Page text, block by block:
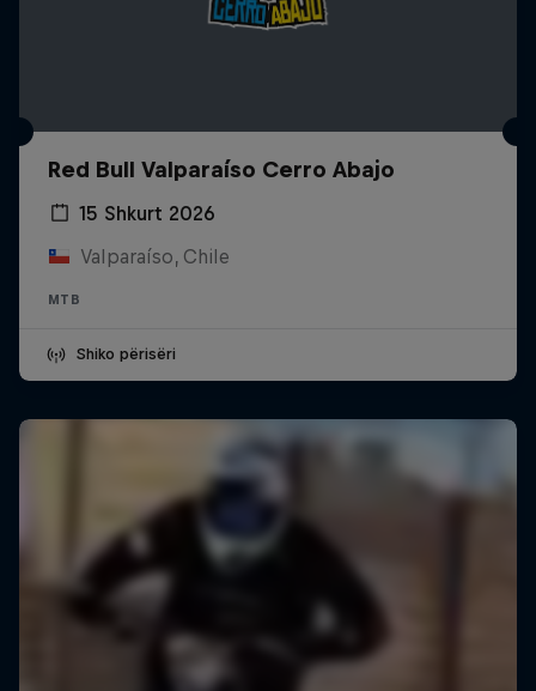
Red Bull Valparaíso Cerro Abajo
15 Shkurt 2026
Valparaíso, Chile
MTB
Shiko përisëri